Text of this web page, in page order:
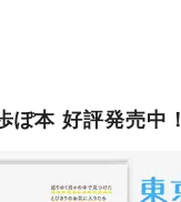
ぽ本 好評発売中！